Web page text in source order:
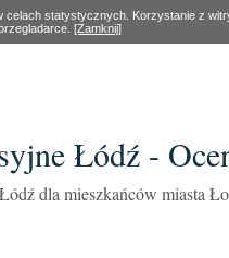
celach statystycznych. Korzystanie z
[Zamknij]
Łódź -
dla mieszkańców miasta